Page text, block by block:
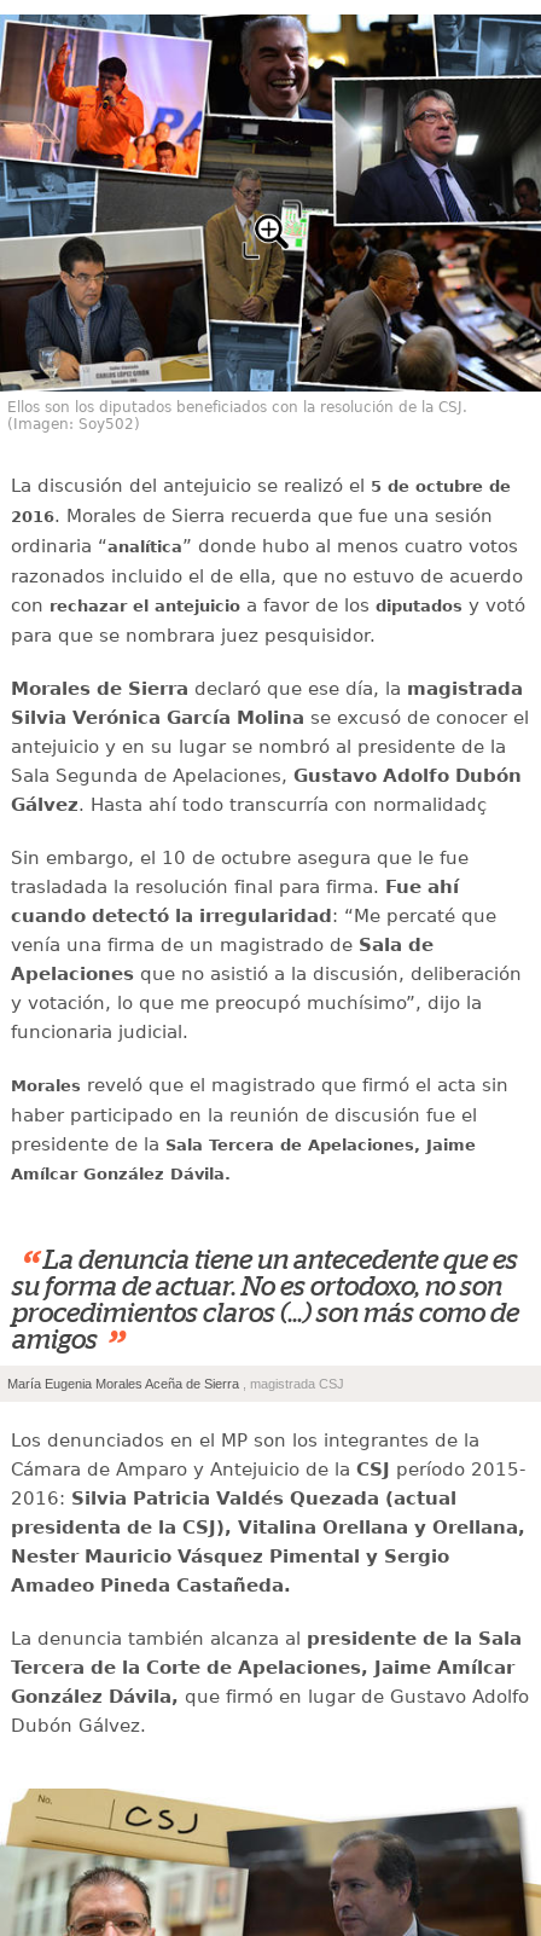
Ellos son los diputados beneficiados con la resolución de la CSJ.
(Imagen: Soy502)
La discusión del antejuicio se realizó el 5 de octubre de
2016. Morales de Sierra recuerda que fue una sesión
ordinaria “analítica” donde hubo al menos cuatro votos
razonados incluido el de ella, que no estuvo de acuerdo
con rechazar el antejuicioa favor de los diputados y votó
para que se nombrara juez pesquisidor.
Morales de Sierra declaró que ese día, la magistrada
Silvia Verónica García Molina se excusó de conocer el
antejuicio y en su lugar se nombró al presidente de la
Sala Segunda de Apelaciones, Gustavo Adolfo Dubón
Gálvez. Hasta ahí todo transcurría con normalidadç
Sin embargo, el 10 de octubre asegura que le fue
trasladada la resolución final para firma. Fue ahí
cuando detectó la irregularidad: “Me percaté que
venía una firma de un magistrado deSala de
Apelacionesque no asistió a la discusión, deliberación
y votación, lo que me preocupó muchísimo”, dijo la
funcionaria judicial.
Morales reveló que el magistrado que firmó el acta sin
haber participado en la reunión de discusión fue el
presidente de la Sala Tercera de Apelaciones, Jaime
Amílcar González Dávila.
“ La denuncia tiene un antecedente que es
su forma de actuar. No es ortodoxo, no son
procedimientos claros (...) son más como de
amigos ”
María Eugenia Morales Aceña de Sierra , magistrada CSJ
Los denunciados en el MP son los integrantes de la
Cámara de Amparo y Antejuicio de la CSJ período 2015-
2016: Silvia Patricia Valdés Quezada (actual
presidenta de la CSJ), Vitalina Orellana y Orellana,
Nester Mauricio Vásquez Pimental y Sergio
Amadeo Pineda Castañeda.
La denuncia también alcanza al presidente de la Sala
Tercera de la Corte de Apelaciones, Jaime Amílcar
González Dávila, que firmó en lugar de Gustavo Adolfo
Dubón Gálvez.